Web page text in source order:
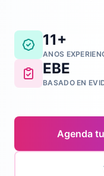
11+
ANOS
EBE
BASADO EN
Agenda